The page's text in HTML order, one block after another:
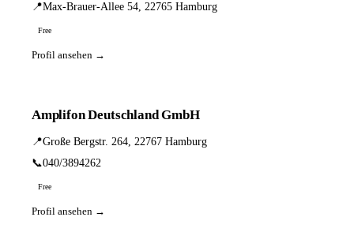
📍Max-Brauer-Allee 54, 22765 Hamburg
Free
Profil ansehen →
Amplifon Deutschland GmbH
📍Große Bergstr. 264, 22767 Hamburg
📞040/3894262
Free
Profil ansehen →